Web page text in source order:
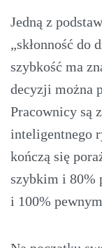
Jedną z
„skłonność do
szybkość ma
decyzji można
Pracownicy są
inteligentnego
kończą się
szybkim i 80%
i 100%